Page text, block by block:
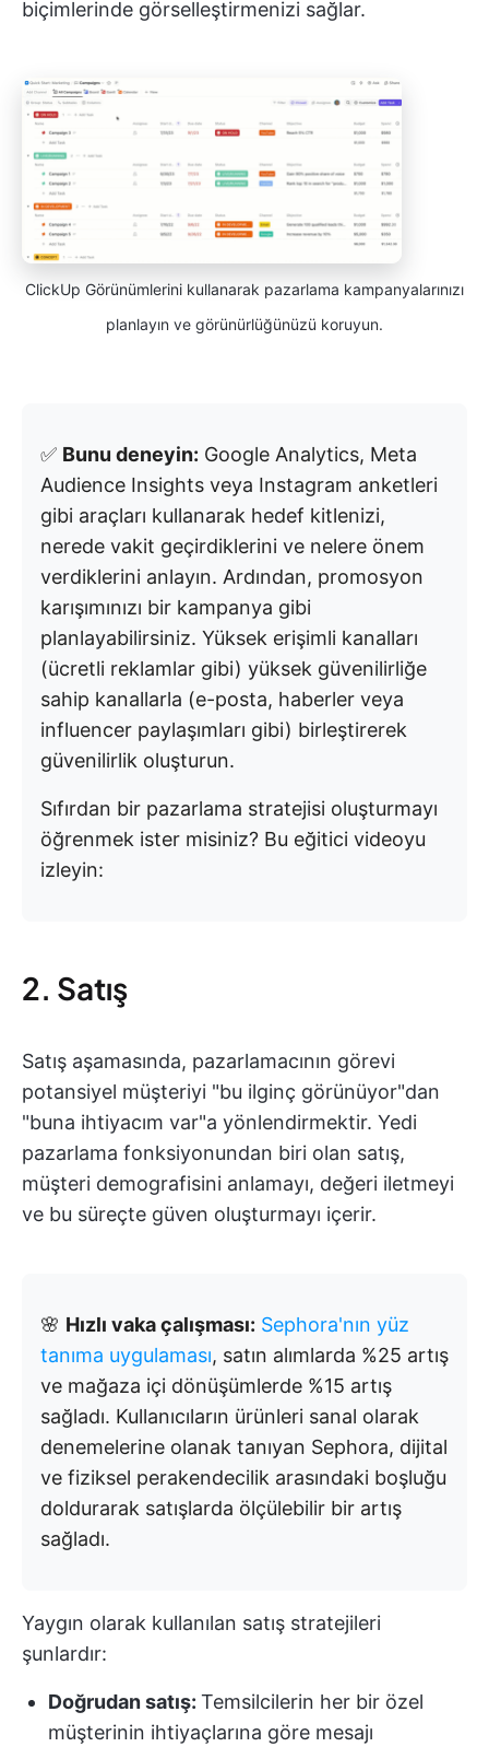
biçimlerinde görselleştirmenizi sağlar.
ClickUp Görünümlerini kullanarak pazarlama kampanyalarınızı
planlayın ve görünürlüğünüzü koruyun.
✅ Bunu deneyin: Google Analytics, Meta
Audience Insights veya Instagram anketleri
gibi araçları kullanarak hedef kitlenizi,
nerede vakit geçirdiklerini ve nelere önem
verdiklerini anlayın. Ardından, promosyon
karışımınızı bir kampanya gibi
planlayabilirsiniz. Yüksek erişimli kanalları
(ücretli reklamlar gibi) yüksek güvenilirliğe
sahip kanallarla (e-posta, haberler veya
influencer paylaşımları gibi) birleştirerek
güvenilirlik oluşturun.
Sıfırdan bir pazarlama stratejisi oluşturmayı
öğrenmek ister misiniz? Bu eğitici videoyu
izleyin:
2. Satış
Satış aşamasında, pazarlamacının görevi
potansiyel müşteriyi "bu ilginç görünüyor"dan
"buna ihtiyacım var"a yönlendirmektir. Yedi
pazarlama fonksiyonundan biri olan satış,
müşteri demografisini anlamayı, değeri iletmeyi
ve bu süreçte güven oluşturmayı içerir.
🌸 Hızlı vaka çalışması: Sephora'nın yüz
tanıma uygulaması, satın alımlarda %25 artış
ve mağaza içi dönüşümlerde %15 artış
sağladı. Kullanıcıların ürünleri sanal olarak
denemelerine olanak tanıyan Sephora, dijital
ve fiziksel perakendecilik arasındaki boşluğu
doldurarak satışlarda ölçülebilir bir artış
sağladı.
Yaygın olarak kullanılan satış stratejileri
şunlardır:
Doğrudan satış: Temsilcilerin her bir özel
müşterinin ihtiyaçlarına göre mesajı